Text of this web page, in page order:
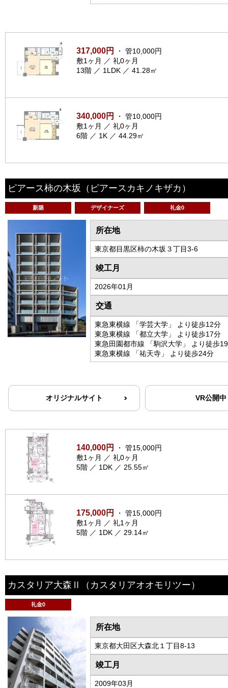
317,000円
・ 管10,000円
敷1ヶ月 ／ 礼0ヶ月
13階 ／ 1LDK ／ 41.28㎡
340,000円
・ 管10,000円
敷1ヶ月 ／ 礼0ヶ月
6階 ／ 1K ／ 44.29㎡
ピアース柿の木坂 （ピアースカキノキザカ）
新築 デザイナーズ 礼金0
所在地
東京都目黒区柿の木坂３丁目3-6
竣工月
2026年01月
交通
東急東横線 「学芸大学」 より徒歩12分
東急東横線 「都立大学」 より徒歩17分
東急田園都市線 「駒沢大学」 より徒歩
東急東横線 「祐天寺」 より徒歩24分
オリジナルサイト VR公開中
140,000円
・ 管15,000円
敷1ヶ月 ／ 礼0ヶ月
5階 ／ 1DK ／ 25.55㎡
175,000円
・ 管15,000円
敷1ヶ月 ／ 礼1ヶ月
5階 ／ 1DK ／ 29.14㎡
カスタリア大森Ⅱ （カスタリアオオモリツー）
礼金0
所在地
東京都大田区大森北１丁目8-13
竣工月
2009年03月